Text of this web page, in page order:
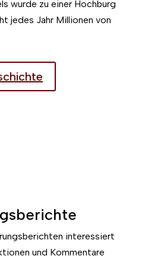
wurde zu einer Hochburg
jedes Jahr Millionen von
interessiert
und Kommentare